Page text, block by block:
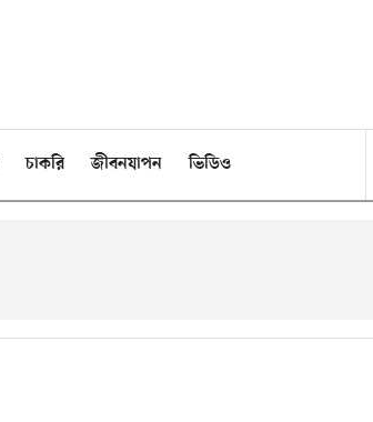
চাকরি জীবনযাপন ভিডিও